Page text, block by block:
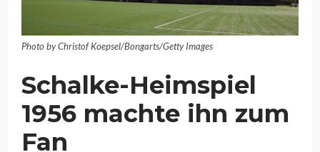
Photo by Christof Koepsel/Bongarts/Getty Images
Schalke-Heimspiel
1956 machte ihn zum
Fan